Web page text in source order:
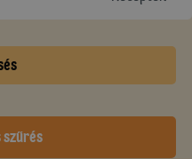
szűrés